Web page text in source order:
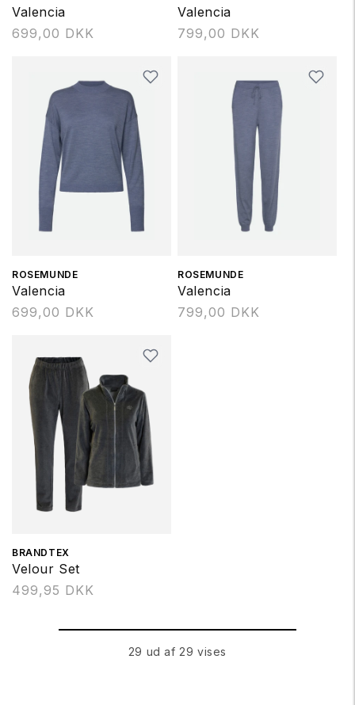
Valencia
Normalpris
699,00 DKK
Valencia
Normalpris
799,00 DKK
Forhandler:
ROSEMUNDE
Valencia
Normalpris
699,00 DKK
Forhandler:
ROSEMUNDE
Valencia
Normalpris
799,00 DKK
Forhandler:
BRANDTEX
Velour Set
Normalpris
499,95 DKK
29 ud af 29 vises